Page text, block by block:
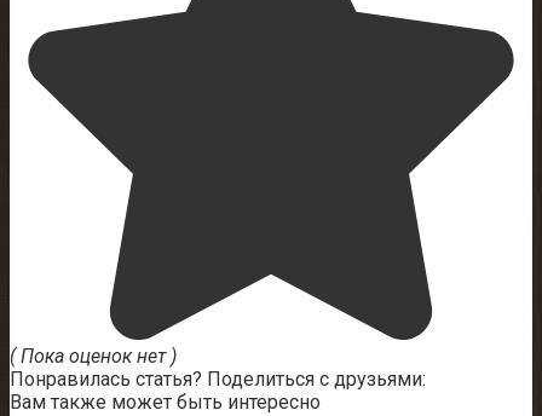
( Пока оценок нет )
Понравилась статья? Поделиться с друзьями:
Вам также может быть интересно